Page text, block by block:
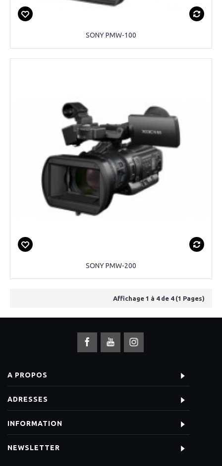
SONY PMW-100
SONY PMW-200
Affichage 1 à 4 de 4 (1 Pages)
A PROPOS
ADRESSES
INFORMATION
NEWSLETTER